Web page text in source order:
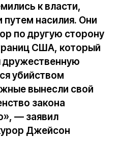
к власти,
насилия. Они
по другую сторону
США, который
дружественную
убийством
вынесли свой
закона
— заявил
Джейсон